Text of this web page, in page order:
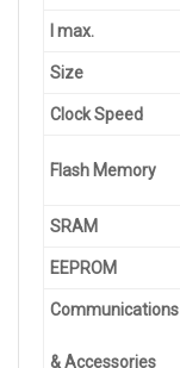
I max.
Size
ClockSpeed
Flash Memory
SRAM
EEPROM
Communications
&Accessories